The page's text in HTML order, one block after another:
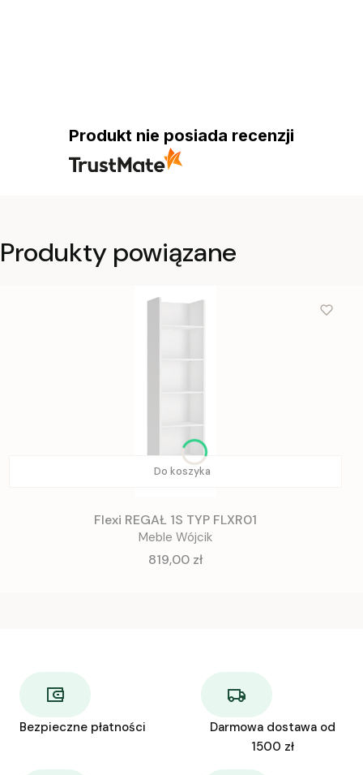
Produkt nie posiada recenzji
Produkty powiązane
Do koszyka
Flexi REGAŁ 1S TYP FLXR01
Meble Wójcik
Cena
819,00 zł
Bezpieczne płatności
Darmowa dostawa od
1500 zł